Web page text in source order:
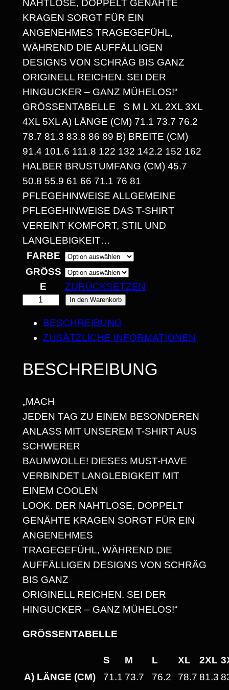
P
A
N
N
E
:
1
4
,
3
0
B
I
S
2
5
,
NAHTLOSE, DOPPELT GENÄHTE
KRAGEN SORGT FÜR EIN
ANGENEHMES TRAGEGEFÜHL,
WÄHREND DIE AUFFÄLLIGEN
DESIGNS VON SCHRÄG BIS GANZ
ORIGINELL REICHEN. SEI DER
HINGUCKER – GANZ MÜHELOS!“
GRÖSSENTABELLE S M L XL 2XL 3XL 4
XL 5XL A) LÄNGE (CM) 71.1 73.7 76.2 7
8.7 81.3 83.8 86 89 B) BREITE (CM) 9
1.4 101.6 111.8 122 132 142.2 152 162 H
ALBER BRUSTUMFANG (CM) 45.7 5
0.8 55.9 61 66 71.1 76 81 P
FLEGEHINWEISE ALLGEMEINE P
FLEGEHINWEISE DAS T-SHIRT V
EREINT KOMFORT, STIL UND L
ANGLEBIGKEIT…
FARBE
GRÖSSE
ZURÜCKSETZEN
'
E
T
W
E
I
R
D
U
N
D
F
R
Ö
H
L
In den Warenkorb
BESCHREIBUNG
ZUSÄTZLICHE INFORMATIONEN
BESCHREIBUNG
„MACH
JEDEN TAG ZU EINEM BESONDEREN
ANLASS MIT UNSEREM T-SHIRT AUS
SCHWERER
BAUMWOLLE! DIESES MUST-HAVE
VERBINDET LANGLEBIGKEIT MIT
EINEM COOLEN
LOOK. DER NAHTLOSE, DOPPELT
GENÄHTE KRAGEN SORGT FÜR EIN
ANGENEHMES
TRAGEGEFÜHL, WÄHREND DIE
AUFFÄLLIGEN DESIGNS VON SCHRÄG
BIS GANZ
ORIGINELL REICHEN. SEI DER
HINGUCKER – GANZ MÜHELOS!“
GRÖSSENTABELLE
S M L XL 2XL
A) LÄNGE (CM)
71.1 73.7 76.2 78.7 81.3